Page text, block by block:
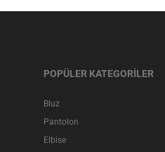
POPÜLER KATEGORİLER
Bluz
Pantolon
Elbise